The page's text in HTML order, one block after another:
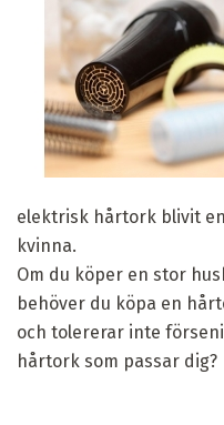
elektrisk hårtork blivit
kvinna.
Om du köper en stor
behöver du köpa en
och tolererar inte
hårtork som passar dig?